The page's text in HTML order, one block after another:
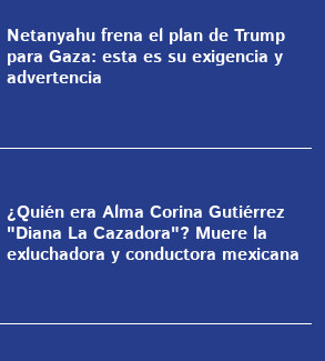
Netanyahu frena el plan de Trump
para Gaza: esta es su exigencia y
advertencia
¿Quién era Alma Corina Gutiérrez
"Diana La Cazadora"? Muere la
exluchadora y conductora mexicana